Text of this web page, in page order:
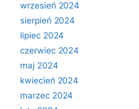
wrzesień 2024
sierpień 2024
lipiec 2024
czerwiec 2024
maj 2024
kwiecień 2024
marzec 2024